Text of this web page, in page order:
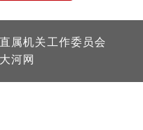
属机关工作委员会
大河网